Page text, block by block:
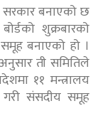
बनाएको छ
शुक्रबारको
बनाएको हो ।
ती समितिले
११ मन्त्रालय
संसदीय समूह